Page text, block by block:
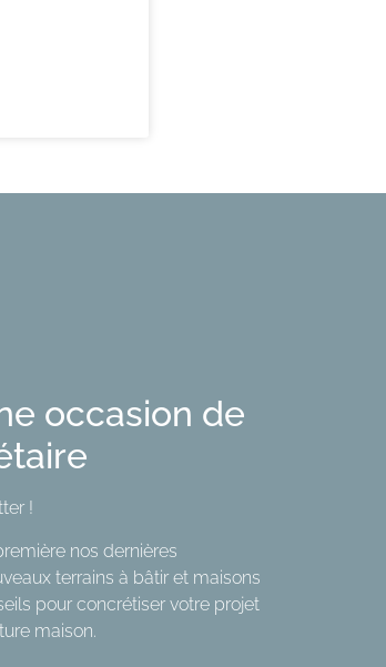
occasion de
!
nos dernières
terrains à bâtir et maisons
pour concrétiser votre projet
maison.